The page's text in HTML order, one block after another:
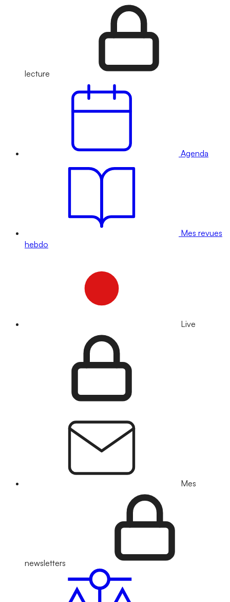
lecture
Agenda
Mes revues
hebdo
Live
Mes
newsletters